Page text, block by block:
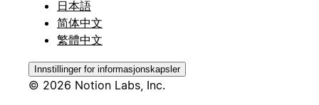
日本語
简体中文
繁體中文
Innstillinger for informasjonskapsler
© 2026 Notion Labs, Inc.